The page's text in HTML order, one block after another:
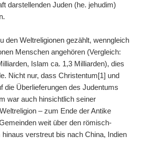
darstellenden Juden (he. jehudim)
den Weltreligionen gezählt, wenngleich
Menschen angehören (Vergleich:
Islam ca. 1,3 Milliarden), dies
Nicht nur, dass Christentum[1] und
die Überlieferungen des Judentums
war auch hinsichtlich seiner
– zum Ende der Antike
weit über den römisch-
verstreut bis nach China, Indien